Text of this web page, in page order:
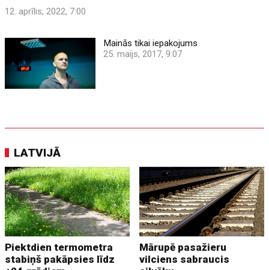
12. aprīlis, 2022, 7:00
Mainās tikai iepakojums
25. maijs, 2017, 9:07
LATVIJĀ
Piektdien termometra
stabiņš pakāpsies līdz
Mārupē pasažieru
vilciens sabraucis